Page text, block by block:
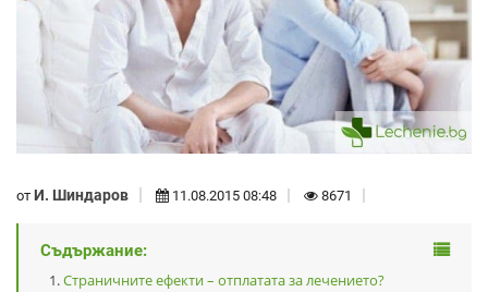
от И. Шиндаров 11.08.2015 08:48 8671
Съдържание:
Страничните ефекти – отплатата за лечението?